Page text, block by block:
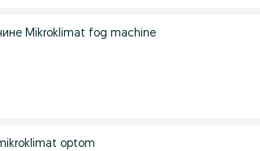
Микроклимат фог мачине Mikroklimat fog machine
оптом mikroklimat optom